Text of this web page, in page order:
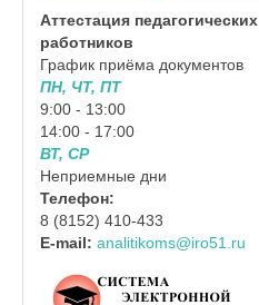
Аттестация педагогических
работников
График приёма документов
ПН, ЧТ, ПТ
9:00 - 13:00
14:00 - 17:00
ВТ, СР
Неприемные дни
Телефон:
8 (8152) 410-433
E-mail: analitikoms@iro51.ru